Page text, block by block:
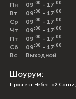
Пн 09 :00 - 17 :00
Вт 09 :00 - 17 :00
Ср 09 :00 - 17 :00
Чт 09 :00 - 17 :00
Пт 09 :00 - 17 :00
Сб 09 :00 - 17 :00
Вс Выходной
Шоурум:
Проспект Небесной